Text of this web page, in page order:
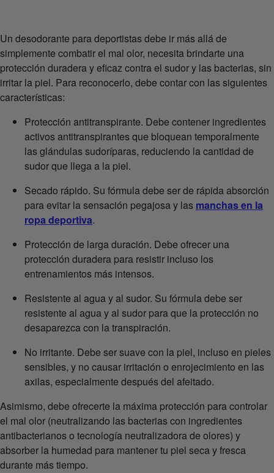
Un desodorante para deportistas debe ir más allá de
simplemente combatir el mal olor, necesita brindarte una
protección duradera y eficaz contra el sudor y las bacterias, sin
irritar la piel. Para reconocerlo, debe contar con las siguientes
características:
Protección antitranspirante. Debe contener ingredientes
activos antitranspirantes que bloquean temporalmente
las glándulas sudoríparas, reduciendo la cantidad de
sudor que llega a la piel.
Secado rápido. Su fórmula debe ser de rápida absorción
para evitar la sensación pegajosa y las manchas en la
ropa deportiva.
Protección de larga duración. Debe ofrecer una
protección duradera para resistir incluso los
entrenamientos más intensos.
Resistente al agua y al sudor. Su fórmula debe ser
resistente al agua y al sudor para que la protección no
desaparezca con la transpiración.
No irritante. Debe ser suave con la piel, incluso en pieles
sensibles, y no causar irritación o enrojecimiento en las
axilas, especialmente después del afeitado.
Asimismo, debe ofrecerte la máxima protección para controlar
el mal olor (neutralizando las bacterias con ingredientes
antibacterianos o tecnología neutralizadora de olores) y
absorber la humedad para mantener tu piel seca y fresca
durante más tiempo.